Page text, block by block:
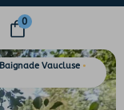
0
Baignade Vaucluse •